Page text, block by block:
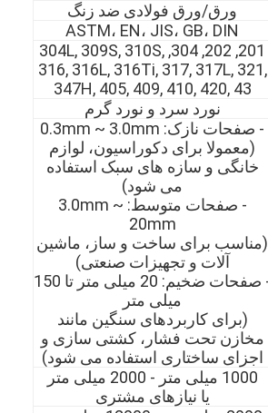
ورق/ورق فولادی ضد زنگ
ASTM، EN، JIS، GB، DIN
201, 202, 304, 304L, 309S, 310S,
316, 316L, 316Ti, 317, 317L, 321,
347H, 405, 409, 410, 420, 43
نورد سرد و نورد گرم
- صفحات نازک: 0.3mm ~ 3.0mm
(معمولا برای دکوراسیون، لوازم
خانگی و سازه های سبک استفاده
می شود)
- صفحات متوسط: 3.0mm ~
20mm
(مناسب برای ساخت و ساز، ماشین
آلات و تجهیزات صنعتی)
- صفحات ضخیم: 20 میلی متر تا 150
میلی متر
(برای کاربردهای سنگین مانند
مخازن تحت فشار، کشتی سازی و
اجزای ساختاری استفاده می شود)
1000 میلی متر - 2000 میلی متر
یا نیازهای مشتری